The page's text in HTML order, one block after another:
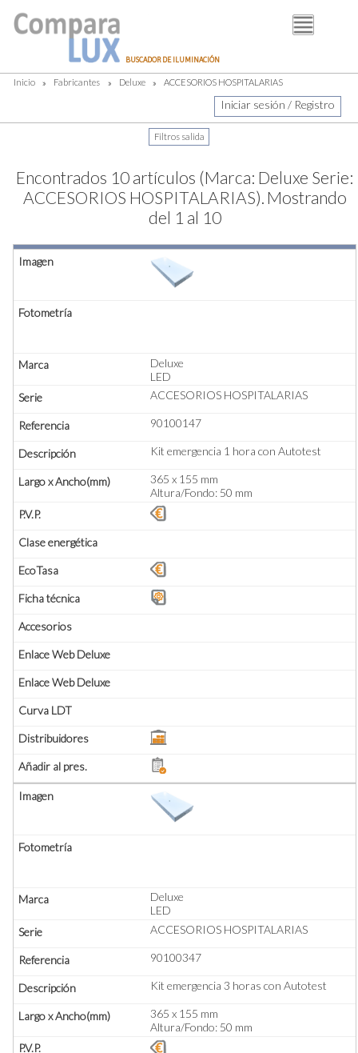
BUSCADOR DE ILUMINACIÓNBUSCADOR
FABRICANTES
DISTRIBUIDORES
PIM
LUMINOTECNIA
BLOG
Inicio » Fabricantes » Deluxe » ACCESORIOS HOSPITALARIAS
Iniciar sesión / Registro
Encontrados 10 artículos (Marca: Deluxe Serie:
ACCESORIOS HOSPITALARIAS). Mostrando
del 1 al 10
Deluxe
LED
ACCESORIOS HOSPITALARIAS
90100147
Kit emergencia 1 hora con Autotest
365 x 155 mm
Altura/Fondo: 50 mm
Deluxe
LED
ACCESORIOS HOSPITALARIAS
90100347
Kit emergencia 3 horas con Autotest
365 x 155 mm
Altura/Fondo: 50 mm